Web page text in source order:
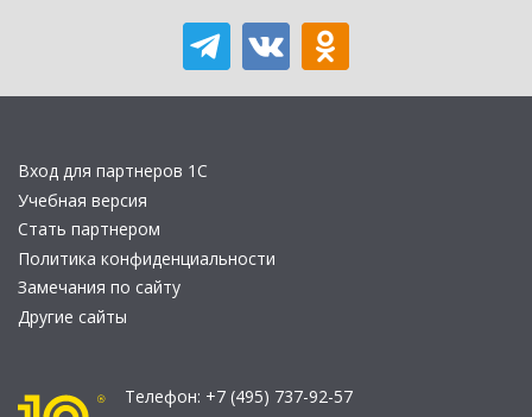
Вход для партнеров 1С
Учебная версия
Стать партнером
Политика конфиденциальности
Замечания по сайту
Другие сайты
Телефон: +7 (495) 737-92-57